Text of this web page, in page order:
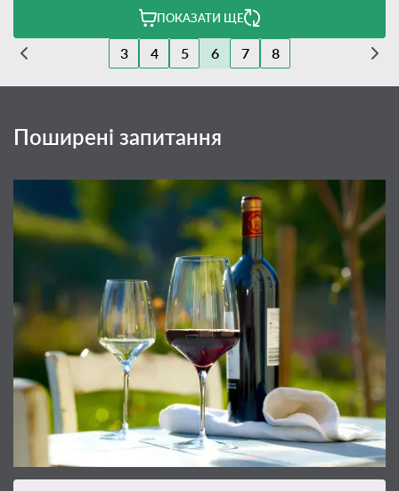
3 4 5 6 7 8
ПОКАЗАТИ ЩЕ
Поширені запитання